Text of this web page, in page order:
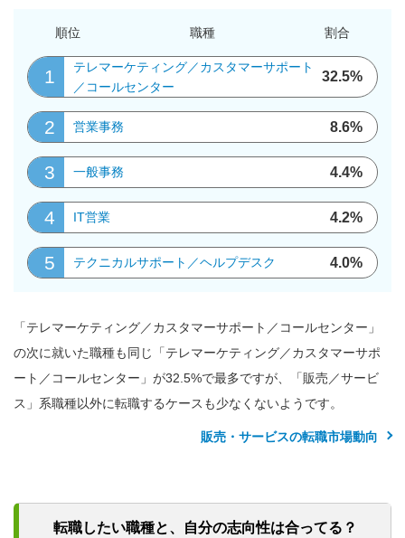
順位 職種 割合
1
テレマーケティング／カスタマーサポート
／コールセンター
32.5%
2 営業事務 8.6%
3 一般事務 4.4%
4 IT営業 4.2%
5 テクニカルサポート／ヘルプデスク 4.0%
「テレマーケティング／カスタマーサポート／コールセンター」
の次に就いた職種も同じ「テレマーケティング／カスタマーサポ
ート／コールセンター」が32.5%で最多ですが、「販売／サービ
ス」系職種以外に転職するケースも少なくないようです。
販売・サービスの転職市場動向
転職したい職種と、 自分の志向性は合ってる？